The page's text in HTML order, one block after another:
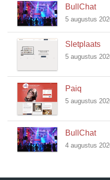
BullChat
5 augustus
Sletplaats
5 augustus
Paiq
5 augustus
BullChat
4 augustus